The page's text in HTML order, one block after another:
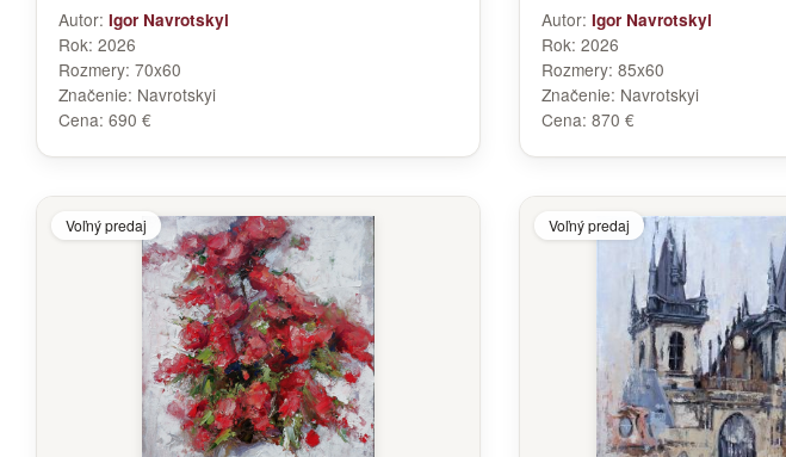
Autor: Igor Navrotskyi
Rok: 2026
Rozmery: 70x60
Značenie: Navrotskyi
Cena: 690 €
Autor: Igor Navrotskyi
Rok:2026
Rozmery:85x60
Značenie: Navrotskyi
Cena:870 €
Voľný predaj Voľný predaj